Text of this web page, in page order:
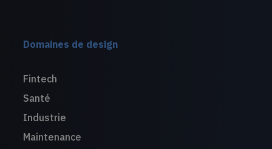
Domaines de design
Fintech
Santé
Industrie
Maintenance